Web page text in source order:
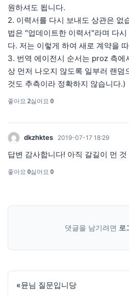
원하셔도 됩니다.
2. 이력서를 다시 보내도 상관은 없
법은 "업데이트한 이력서"라며 다
다. 저는 이렇게 하여 새로 계약을
3. 번역 에이전시 순서는 proz 측에
상 먼저 나오지 않도록 일부러 랜덤
것도 추측이라 정확하지 않습니다.)
좋아요 2싫어요 0
dkzhktes 2019-07-17 18:29
답변 감사합니다! 아직 갈길이 먼 것
좋아요 0싫어요 0
댓글을 남기려면 로
«뮨님 질문입니당